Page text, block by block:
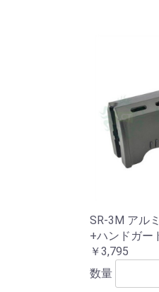
SR-3M アル
+ハンドガー
￥3,795
数量